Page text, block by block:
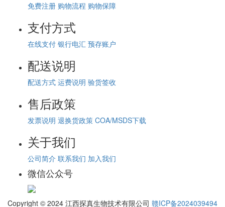
免费注册 购物流程 购物保障
支付方式
在线支付 银行电汇 预存账户
配送说明
配送方式 运费说明 验货签收
售后政策
发票说明 退换货政策 COA/MSDS下载
关于我们
公司简介 联系我们 加入我们
微信公众号
Copyright © 2024 江西探真生物技术有限公司 赣ICP备2024039494